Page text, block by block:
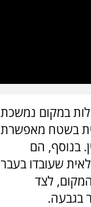
במקום נמשכת
בשטח מאפשרת
בנימין. בנוסף, הם
שעובדו בעבר
המקום, לצד
בגבעה.